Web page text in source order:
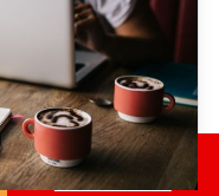
今すぐ無料相談！